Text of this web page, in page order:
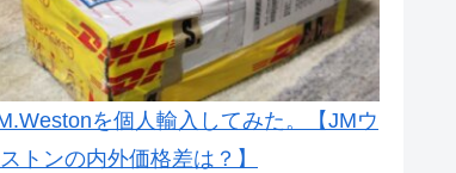
を個人輸入してみた。【JMウ
トンの内外価格差は？】